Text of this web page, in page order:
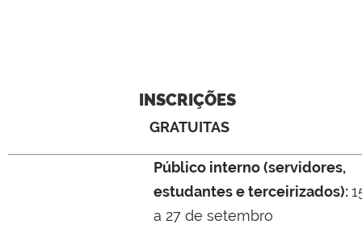
INSCRIÇÕES
GRATUITAS
Público interno (servidores,
estudantes e terceirizados):
a 27 de setembro